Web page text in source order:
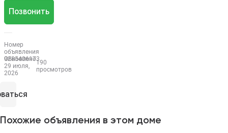
Позвонить
Номер
объявления
9285406173
Обновлено
29 июля,
2026
190
просмотров
Похожие объявления в этом доме